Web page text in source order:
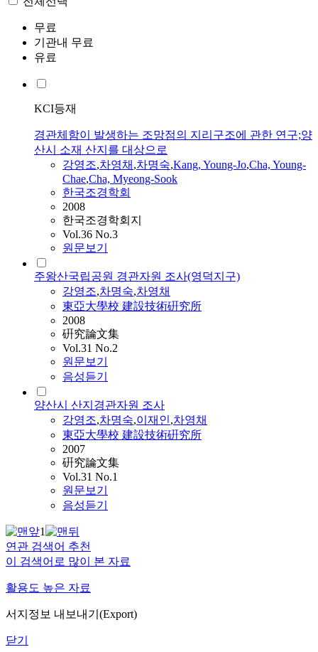
무료
기관내 무료
유료
KCI등재
경관체함이 발생하는 조망점의 지리구조에 관한 연구;양
산시 소재 산지를 대상으로
강영조,차영채 ,차명숙,Kang, Young-Jo,Cha, Young-
Chae,Cha, Myeong-Sook
한국조경학회
2008
한국조경학회지
Vol.36 No.3
원문보기
주왕산국립공원 경관자원 조사(영덕지구)
강영조,차명숙,차영채
東亞大學校 建設技術硏究所
2008
硏究論文集
Vol.31 No.2
원문보기
음성듣기
양산시 산지경관자원 조사
강영조,차명숙,이재인,차영채
東亞大學校 建設技術硏究所
2007
硏究論文集
Vol.31 No.1
원문보기
음성듣기
1
연관 검색어 추천
이 검색어로 많이 본 자료
활용도 높은 자료
서지정보 내보내기(Export)
닫기